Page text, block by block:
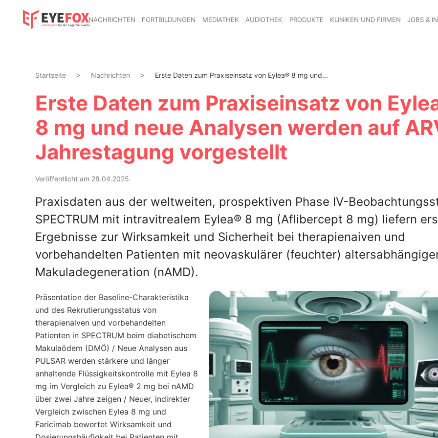
NACHRICHTEN FORTBILDUNGEN MEDIATHEK AUDIOTHEK PRODUKTE KLINIKEN UND FIRMEN JOBS &
Startseite Nachrichten Erste Daten zum Praxiseinsatz von Eylea® 8 mg und...
Erste Daten zum Praxiseinsatz von
8 mg und neue Analysen werden auf
Jahrestagung vorgestellt
Veröffentlicht am 28.04.2025.
Praxisdaten aus der weltweiten, prospektiven Phase IV-
SPECTRUM mit intravitrealem Eylea® 8 mg (Aflibercept 8 mg) liefern
Ergebnisse zur Wirksamkeit und Sicherheit bei therapienaiven und
vorbehandelten Patienten mit neovaskulärer (feuchter)
Makuladegeneration (nAMD).
Präsentation der Baseline-Charakteristika
und des Rekrutierungsstatus von
therapienaiven und vorbehandelten
Patienten in SPECTRUM beim diabetischem
Makulaödem (DMÖ) / Neue Analysen aus
PULSAR werden stärkere und länger
anhaltende Flüssigkeitskontrolle mit Eylea 8
mg im Vergleich zu Eylea® 2 mg bei nAMD
über zwei Jahre zeigen / Neuer, indirekter
Vergleich zwischen Eylea 8 mg und
Faricimab bewertet Wirksamkeit und